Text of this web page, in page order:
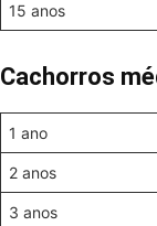
15 anos
Cachorros
1 ano
2 anos
3 anos